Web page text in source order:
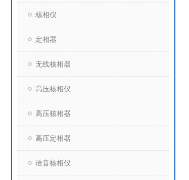
核相仪
定相器
无线核相器
高压核相仪
高压核相器
高压定相器
语音核相仪